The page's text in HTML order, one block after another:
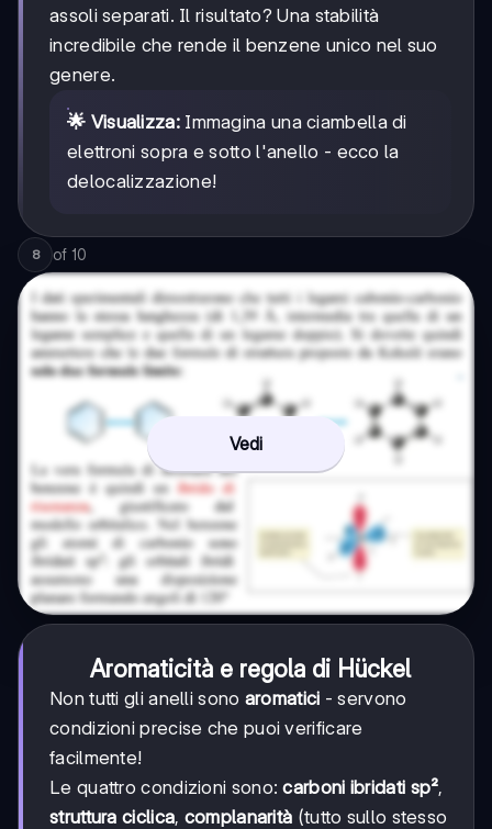
assoli separati. Il risultato? Una stabilità
incredibile che rende il benzene unico nel suo
genere.
🌟 Visualizza:Immagina una ciambella di
elettroni sopra e sotto l'anello - ecco la
delocalizzazione!
8 of 10
Vedi
Aromaticità e regola di Hückel
Non tutti gli anelli sono aromatici - servono
condizioni precise che puoi verificare
facilmente!
Le quattro condizioni sono:carboni ibridati sp²,
struttura ciclica, complanarità (tutto sullo stesso